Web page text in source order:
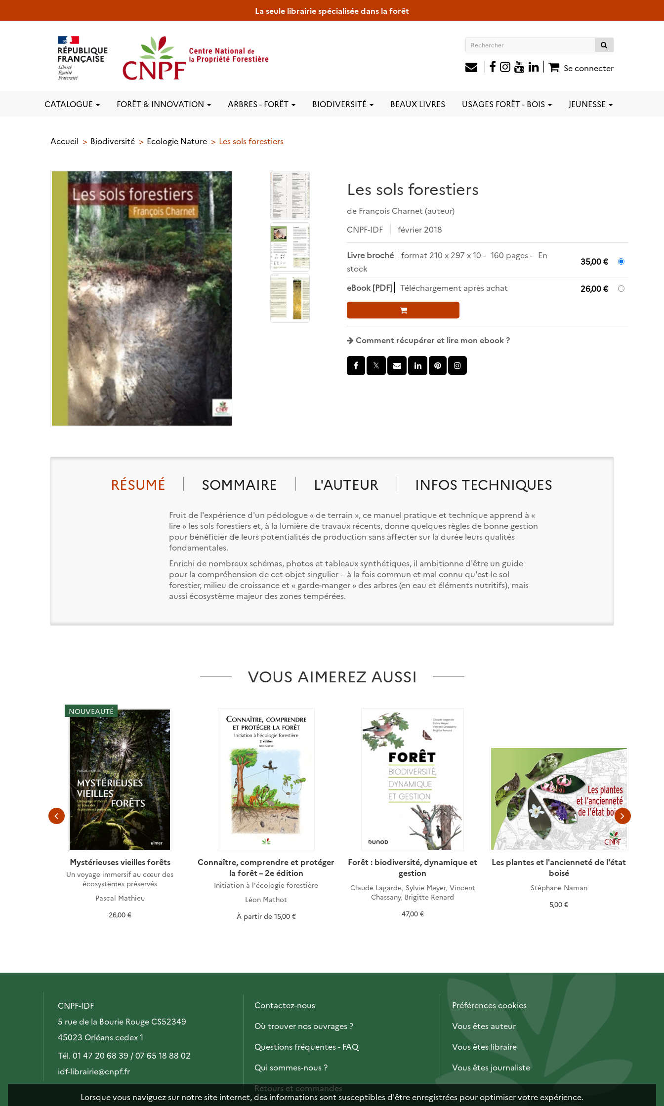
Lorsque vous naviguez sur notre site internet, des informations sont susceptibles d'être enregistrées pour optimiser votre expérience.
La seule librairie spécialisée dans la forêt
Rechercher
site
Se connecter
CATALOGUE FORÊT & INNOVATION ARBRES - FORÊT BIODIVERSITÉ BEAUX LIVRES USAGES FORÊT - BOIS JEUNESSE
Accueil Biodiversité Ecologie Nature Les sols forestiers
Les sols forestiers
de François Charnet (auteur)
CNPF-IDF
février 2018
Livre broché format 210 x 297 x 10 160 pages
En
stock
35,00 €
eBook [PDF] Téléchargement après achat 26,00 €
Comment récupérer et lire mon ebook ?
RÉSUMÉ SOMMAIRE L'AUTEUR INFOS TECHNIQUES
Fruit de l'expérience d'un pédologue « de terrain », ce manuel pratique et technique apprend à «
lire » les sols forestiers et, à la lumière de travaux récents, donne quelques règles de bonne gestion
pour bénéficier de leurs potentialités de production sans affecter sur la durée leurs qualités
fondamentales.
Enrichi de nombreux schémas, photos et tableaux synthétiques, il ambitionne d'être un guide
pour la compréhension de cet objet singulier – à la fois commun et mal connu qu'est le sol
forestier, milieu de croissance et « garde-manger » des arbres (en eau et éléments nutritifs), mais
aussi écosystème majeur des zones tempérées.
VOUS AIMEREZ AUSSI
NOUVEAUTÉ
Mystérieuses vieilles forêts
Un voyage immersif au cœur des
écosystèmes préservés
Pascal Mathieu
26,00 €
Connaître, comprendre et protéger
la forêt – 2e édition
Initiation à l'écologie forestière
Léon Mathot
À partir de 15,00 €
Forêt : biodiversité, dynamique et
gestion
Claude Lagarde, Sylvie Meyer, Vincent
Chassany, Brigitte Renard
47,00 €
Les plantes et l'ancienneté de l'état
boisé
Stéphane Naman
5,00 €
CNPF-IDF
5 rue de la Bourie Rouge CS52349
45023 Orléans cedex 1
Tél. 01 47 20 68 39 / 07 65 18 88 02
idf-librairie@cnpf.fr
Contactez-nous
Où trouver nos ouvrages ?
Questions fréquentes - FAQ
Qui sommes-nous ?
Retours et commandes
Préférences cookies
Vous êtes auteur
Vous êtes libraire
Vous êtes journaliste